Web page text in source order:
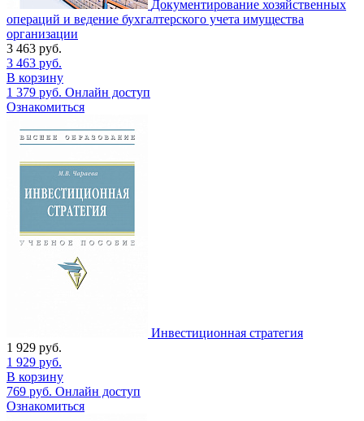
Документирование хозяйственных
операций и ведение бухгалтерского учета имущества
организации
3 463 руб.
3 463 руб.
В корзину
1 379 руб. Онлайн доступ
Ознакомиться
Инвестиционная стратегия
1 929 руб.
1 929 руб.
В корзину
769 руб. Онлайн доступ
Ознакомиться